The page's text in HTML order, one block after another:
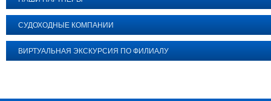
СУДОХОДНЫЕ КОМПАНИИ
ВИРТУАЛЬНАЯ ЭКСКУРСИЯ ПО ФИЛИАЛУ